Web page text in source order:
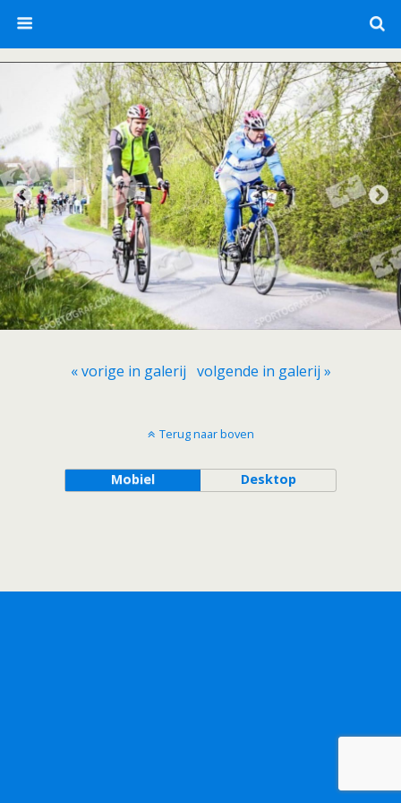
« vorige in galerij volgende in galerij »
Terug naar boven
Mobiel Desktop